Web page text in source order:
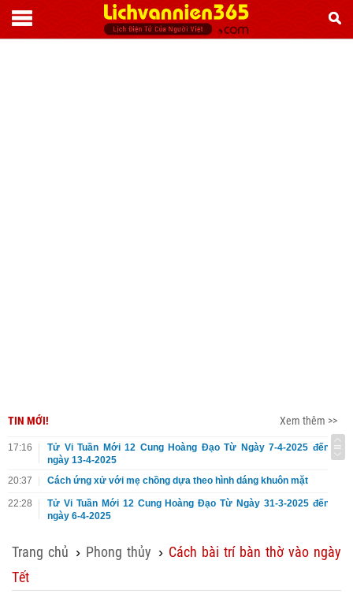
TIN MỚI! Xem thêm >>
17:16
Tử Vi Tuần Mới 12 Cung Hoàng Đạo Từ Ngày 7-4-2025 đến
ngày 13-4-2025
20:37
Cách ứng xử với mẹ chồng dựa theo hình dáng khuôn mặt
22:28
Tử Vi Tuần Mới 12 Cung Hoàng Đạo Từ Ngày 31-3-2025 đến
ngày 6-4-2025
Trang chủ › Phong thủy › Cách bài trí bàn thờ vào ngày
Tết